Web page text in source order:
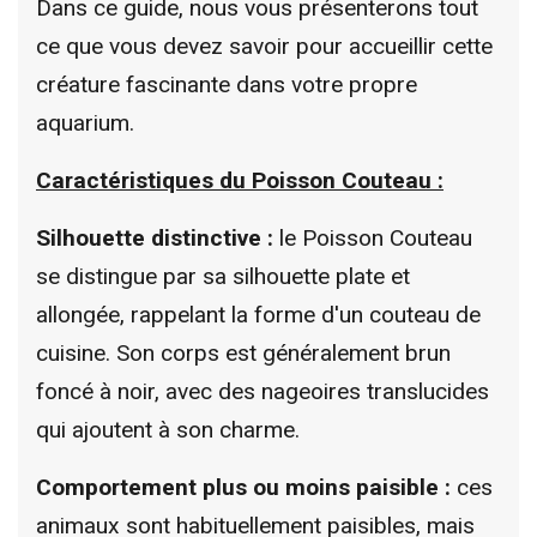
Dans ce guide, nous vous présenterons tout
ce que vous devez savoir pour accueillir cette
créature fascinante dans votre propre
aquarium.
Caractéristiques du Poisson Couteau :
Silhouette distinctive : le Poisson Couteau
se distingue par sa silhouette plate et
allongée, rappelant la forme d'un couteau de
cuisine. Son corps est généralement brun
foncé à noir, avec des nageoires translucides
qui ajoutent à son charme.
Comportement plus ou moins paisible : ces
animaux sont habituellement paisibles, mais